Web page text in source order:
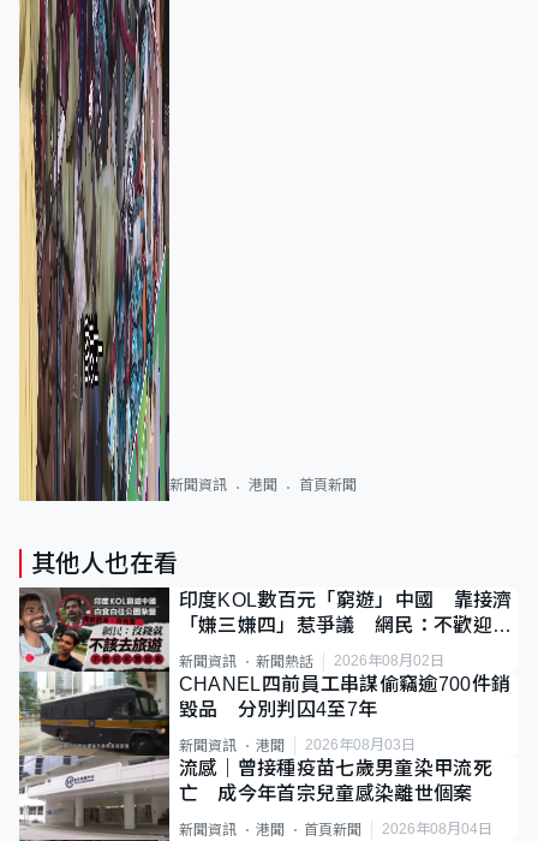
新聞資訊 港聞 首頁新聞
其他人也在看
印度KOL數百元「窮遊」中國 靠接濟
「嫌三嫌四」惹爭議 網民：不歡迎劣
質旅客
新聞資訊 新聞熱話 2026年08月02日
CHANEL四前員工串謀偷竊逾700件銷
毀品 分別判囚4至7年
新聞資訊 港聞 2026年08月03日
流感｜曾接種疫苗七歲男童染甲流死
亡 成今年首宗兒童感染離世個案
新聞資訊 港聞 首頁新聞 2026年08月04日